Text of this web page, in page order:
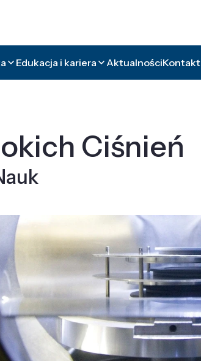
Edukacja i kariera AktualnościKontakt
Ciśnień